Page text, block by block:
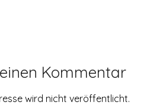
Kommentar
wird nicht veröffentlicht.